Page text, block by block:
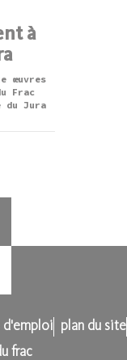
à
œuvres
Frac
du Jura
d'emploi
plan du site
frac